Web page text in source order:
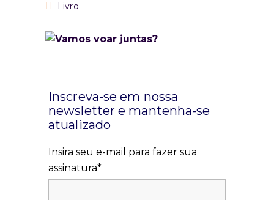
Livro
Inscreva-se em nossa
newsletter e mantenha-se
atualizado
Insira seu e-mail para fazer sua
assinatura*